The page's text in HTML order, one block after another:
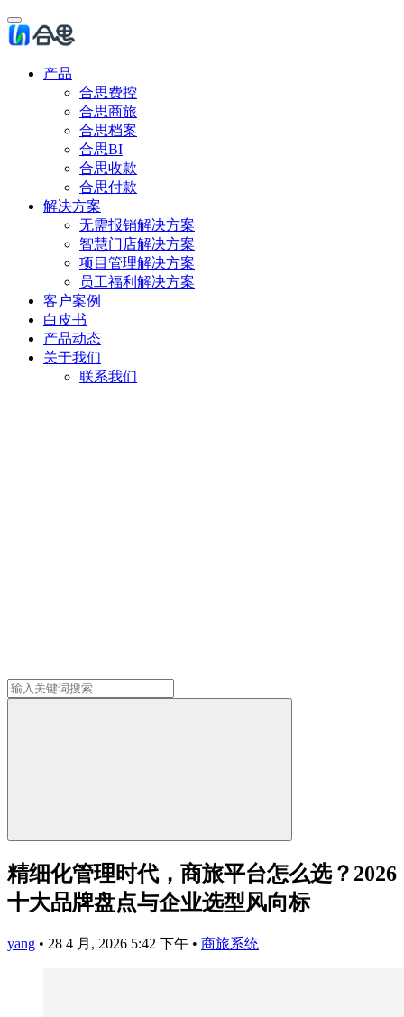
产品
合思费控
合思商旅
合思档案
合思BI
合思收款
合思付款
解决方案
无需报销解决方案
智慧门店解决方案
项目管理解决方案
员工福利解决方案
客户案例
白皮书
产品动态
关于我们
联系我们
精细化管理时代，商旅平台怎么选？2026
十大品牌盘点与企业选型风向标
yang • 28 4 月, 2026 5:42 下午 • 商旅系统